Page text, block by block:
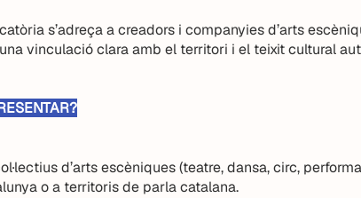
s’adreça a creadors i companyies d’arts
vinculació clara amb el territori i el teixit cultural
d’arts escèniques (teatre, dansa, circ,
o a territoris de parla catalana.